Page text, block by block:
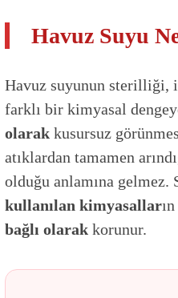
Havuz Suyu
Havuz suyunun sterilliği,
farklı bir kimyasal
olarak kusursuz
atıklardan tamamen
olduğu anlamına gelmez.
kullanılan kimyasallar
bağlı olarak korunur.